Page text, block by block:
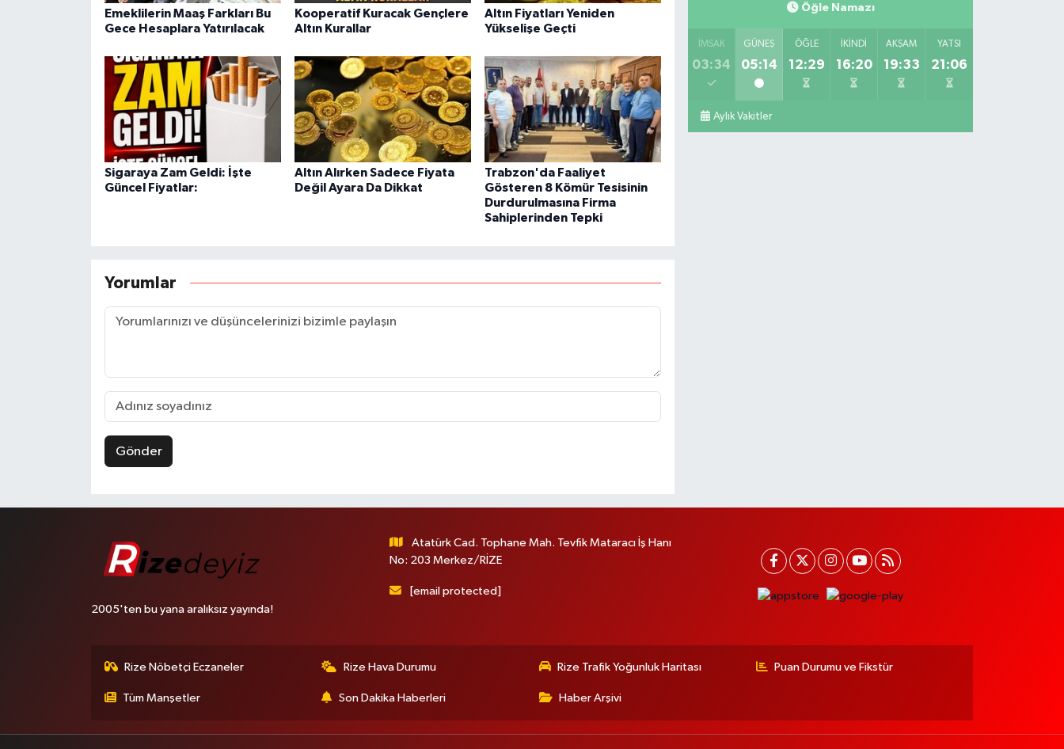
Emeklilerin Maaş Farkları Bu
Gece Hesaplara Yatırılacak
Kooperatif Kuracak Gençlere
Altın Kurallar
Altın Fiyatları Yeniden
Yükselişe Geçti
Sigaraya Zam Geldi: İşte
Güncel Fiyatlar:
Altın Alırken Sadece Fiyata
Değil Ayara Da Dikkat
Trabzon'da Faaliyet
Gösteren 8 Kömür Tesisinin
Durdurulmasına Firma
Sahiplerinden Tepki
Yorumlar
Gönder
Öğle Namazı
İMSAK
03:34
GÜNEŞ
05:14
ÖĞLE
12:29
İKINDI
16:20
AKŞAM
19:33
YATSI
21:06
Aylık Vakitler
2005'ten bu yana aralıksız yayında!
Atatürk Cad. Tophane Mah. Tevfik Mataracı İş Hanı
No: 203 Merkez/RİZE
[email protected]
Rize Nöbetçi Eczaneler Rize Hava Durumu Rize Trafik Yoğunluk Haritası Puan Durumu ve Fikstür
Tüm Manşetler Son Dakika Haberleri Haber Arşivi